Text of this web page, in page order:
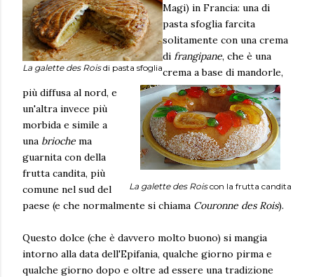
La galette des Roisdi pasta sfoglia
La galette des Roiscon la frutta candita
Magi) in Francia: una di
pasta sfoglia farcita
solitamente con una crema
di frangipane, che è una
crema a base di mandorle,
più diffusa al nord, e
un'altra invece più
morbida e simile a
una brioche ma
guarnita con della
frutta candita, più
comune nel sud del
paese (e che normalmente si chiama Couronne des Rois).
Questo dolce (che è davvero molto buono) si mangia
intorno alla data dell'Epifania, qualche giorno pirma e
qualche giorno dopo e oltre ad essere una tradizione